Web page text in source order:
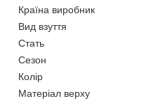
Країна виробник
Вид взуття
Стать
Сезон
Колір
Матеріал верху